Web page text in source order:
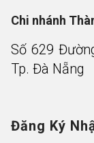
Chi nhánh
Số 629
Tp. Đà Nẵng
Đăng Ký